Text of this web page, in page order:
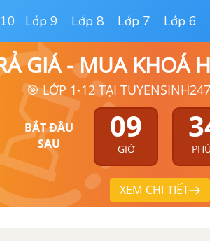
Lớp 9 Lớp 8 Lớp 7 Lớp 6
GIÁ - MUA KHOÁ
🎯 LỚP 1-12 TẠI
BẮT ĐẦU
SAU
09
GIỜ
XEM CHI TIẾT